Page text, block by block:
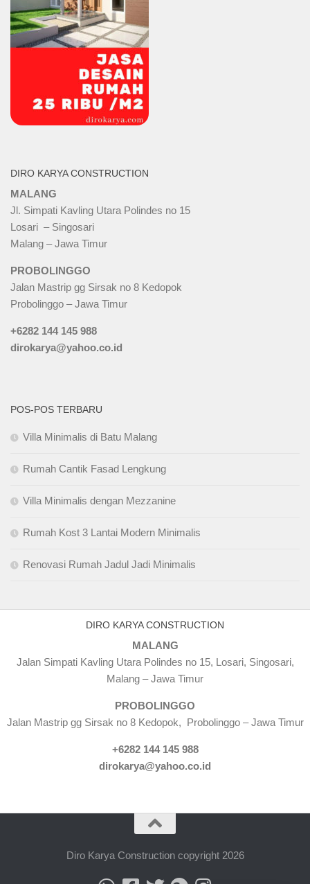
DIRO KARYA CONSTRUCTION
MALANG
Jl. Simpati Kavling Utara Polindes no 15
Losari – Singosari
Malang – Jawa Timur
PROBOLINGGO
Jalan Mastrip gg Sirsak no 8 Kedopok
Probolinggo – Jawa Timur
+6282 144 145 988
dirokarya@yahoo.co.id
POS-POS TERBARU
Villa Minimalis di Batu Malang
Rumah Cantik Fasad Lengkung
Villa Minimalis dengan Mezzanine
Rumah Kost 3 Lantai Modern Minimalis
Renovasi Rumah Jadul Jadi Minimalis
DIRO KARYA CONSTRUCTION
MALANG
Jalan Simpati Kavling Utara Polindes no 15, Losari, Singosari,
Malang – Jawa Timur
PROBOLINGGO
Jalan Mastrip gg Sirsak no 8 Kedopok, Probolinggo – Jawa Timur
+6282 144 145 988
dirokarya@yahoo.co.id
Diro Karya Construction copyright 2026